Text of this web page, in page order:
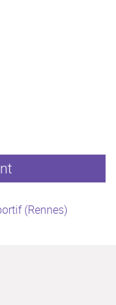
(Rennes)